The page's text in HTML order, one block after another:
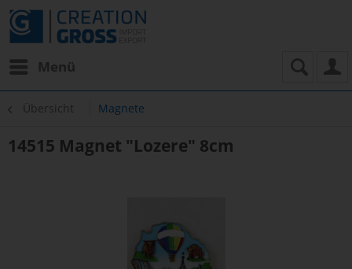
Menü
Übersicht Magnete
14515 Magnet "Lozere" 8cm